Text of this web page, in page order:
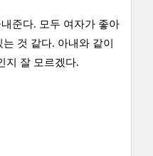
준다. 모두 여자가 좋아
것 같다. 아내와 같이
지 잘 모르겠다.